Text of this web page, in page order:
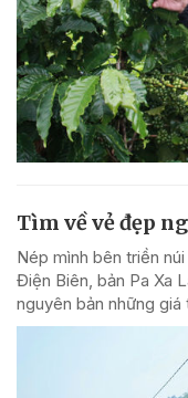
Tìm về vẻ đẹp
Nép mình bên triền
Điện Biên, bản Pa Xa
nguyên bản những